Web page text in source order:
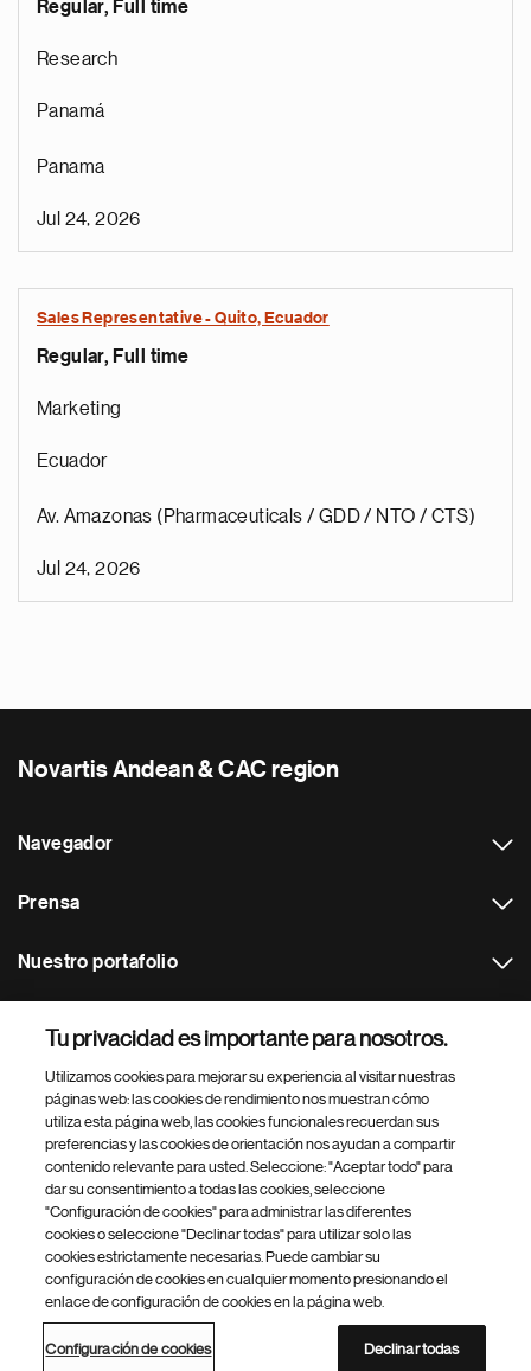
Regular, Full time
Research
Panamá
Panama
Jul 24, 2026
Sales Representative - Quito, Ecuador
Regular, Full time
Marketing
Ecuador
Av. Amazonas (Pharmaceuticals / GDD / NTO / CTS)
Jul 24, 2026
Novartis Andean & CAC region
Navegador
Prensa
Nuestro portafolio
Footer Site Search
inferior
del
© 2026 Novartis AG
Política de privacidad Términos de uso
Accesibilidad
Configuración de cookies
Mapa del sitio
Tu privacidad es importante para nosotros.
Utilizamos cookies para mejorar su experiencia al visitar nuestras
páginas web: las cookies de rendimiento nos muestran cómo
utiliza esta página web, las cookies funcionales recuerdan sus
preferencias y las cookies de orientación nos ayudan a compartir
contenido relevante para usted. Seleccione: "Aceptar todo" para
dar su consentimiento a todas las cookies, seleccione
"Configuración de cookies" para administrar las diferentes
cookies o seleccione "Declinar todas" para utilizar solo las
cookies estrictamente necesarias. Puede cambiar su
configuración de cookies en cualquier momento presionando el
enlace de configuración de cookies en la página web.
Configuración de cookies Declinar todas